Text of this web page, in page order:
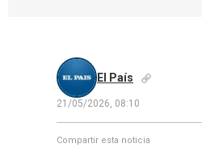
El País
21/05/2026, 08:10
Compartir esta noticia